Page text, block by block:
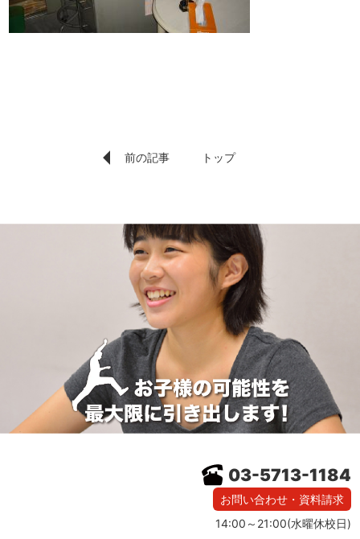
前の記事 トップ
03-5713-1184
お問い合わせ・資料請求
14:00～21:00(水曜休校日)